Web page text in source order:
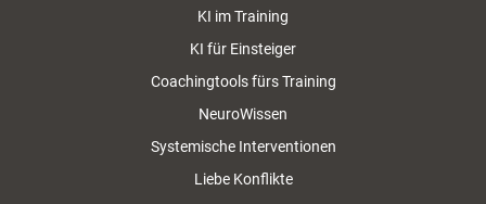
KI im Training
KI für Einsteiger
Coachingtools fürs Training
NeuroWissen
Systemische Interventionen
Liebe Konflikte